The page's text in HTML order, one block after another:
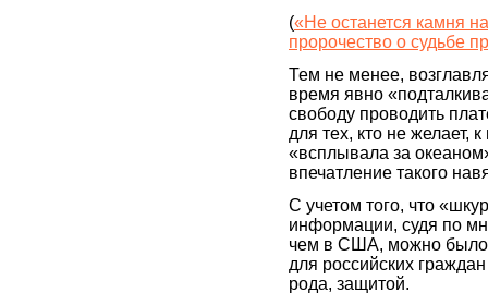
(«Не останется камня
пророчество о судьбе
Тем не менее,
время явно
свободу проводить
для тех, кто не желает,
«всплывала за
впечатление такого
С учетом того, что
информации, судя по
чем в США, можно было
для российских
рода, защитой.